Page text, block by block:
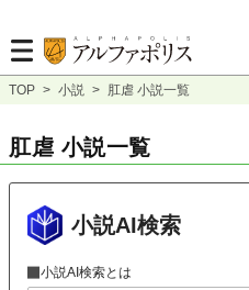
TOP > 小説 > 肛虐 小説一覧
肛虐 小説一覧
小説AI検索
小説AI検索とは